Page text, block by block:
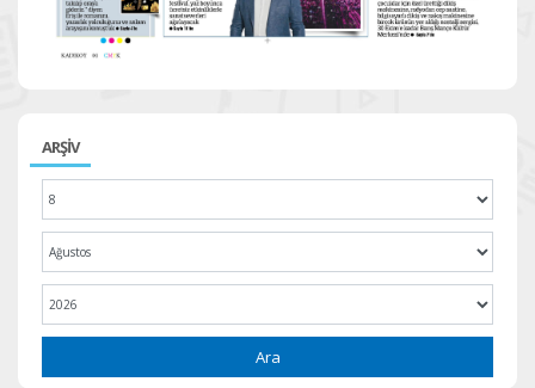
ARŞİV
Ara